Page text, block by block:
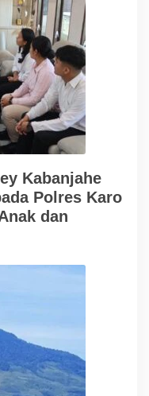
Kabanjahe
Polres Karo
dan